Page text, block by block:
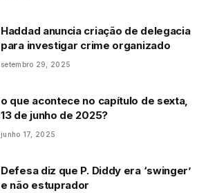
Haddad anuncia criação de delegacia
para investigar crime organizado
setembro 29, 2025
o que acontece no capítulo de sexta,
13 de junho de 2025?
junho 17, 2025
Defesa diz que P. Diddy era ‘swinger’
e não estuprador